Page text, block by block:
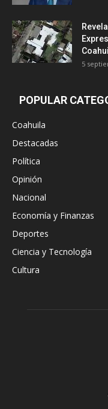
5
POPULAR
Coahuila
Destacadas
Política
Opinión
Nacional
Economía y Finanzas
Deportes
Ciencia y Tecnología
Cultura